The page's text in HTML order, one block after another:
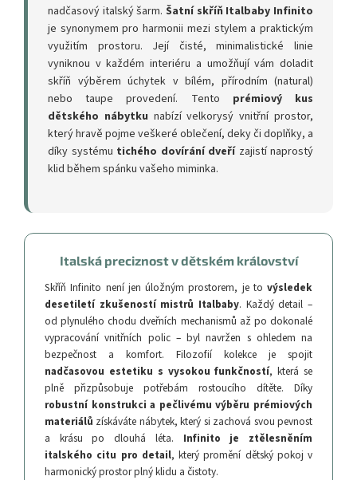
nadčasový italský šarm. Šatní skříň Italbaby Infinito
je synonymem pro harmonii mezi stylem a praktickým
využitím prostoru. Její čisté, minimalistické linie
vyniknou v každém interiéru a umožňují vám doladit
skříň výběrem úchytek v bílém, přírodním (natural)
nebo taupe provedení. Tento prémiový kus
dětského nábytku nabízí velkorysý vnitřní prostor,
který hravě pojme veškeré oblečení, deky či doplňky, a
díky systému tichého dovírání dveřízajistí naprostý
klid během spánku vašeho miminka.
Italská preciznost v dětském království
Skříň Infinito není jen úložným prostorem, je to výsledek
desetiletí zkušeností mistrů Italbaby. Každý detail –
od plynulého chodu dveřních mechanismů až po dokonalé
vypracování vnitřních polic – byl navržen s ohledem na
bezpečnost a komfort. Filozofií kolekce je spojit
nadčasovou estetiku s vysokou funkčností, která se
plně přizpůsobuje potřebám rostoucího dítěte. Díky
robustní konstrukci a pečlivému výběru prémiových
materiálů získáváte nábytek, který si zachová svou pevnost
a krásu po dlouhá léta. Infinito je ztělesněním
italského citu pro detail, který promění dětský pokoj v
harmonický prostor plný klidu a čistoty.